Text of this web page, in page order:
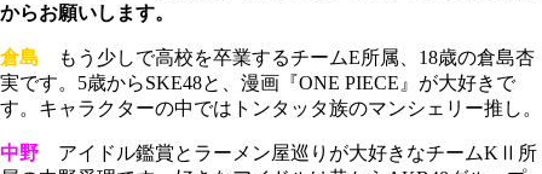
からお願いします。
倉島 もう少しで高校を卒業するチームE所属、18歳の倉島杏
実です。5歳からSKE48と、漫画『ONE PIECE』が大好きで
す。キャラクターの中ではトンタッタ族のマンシェリー推し。
中野 アイドル鑑賞とラーメン屋巡りが大好きなチームKⅡ所